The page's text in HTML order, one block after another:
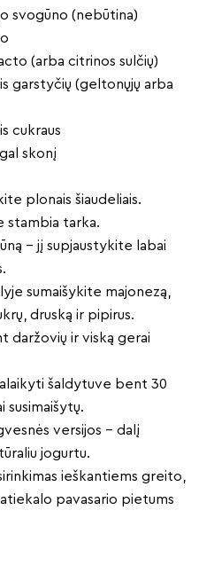
svogūno (nebūtina)
(arba citrinos sulčių)
garstyčių (geltonųjų arba
cukraus
skonį
plonais šiaudeliais.
stambia tarka.
– jį supjaustykite labai
sumaišykite majonezą,
druską ir pipirus.
daržovių ir viską gerai
šaldytuve bent 30
susimaišytų.
versijos – dalį
jogurtu.
ieškantiems greito,
pavasario pietums